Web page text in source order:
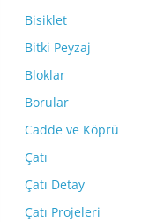
Bisiklet
Bitki Peyzaj
Bloklar
Borular
Cadde ve Köprü
Çatı
Çatı Detay
Çatı Projeleri